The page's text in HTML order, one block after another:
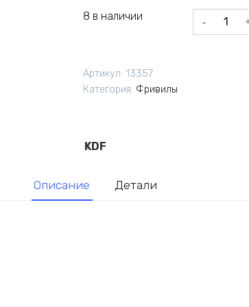
8 в наличии
Количество
товара
Артикул: 13357
Категория: Фривилы
KDF
Описание Детали